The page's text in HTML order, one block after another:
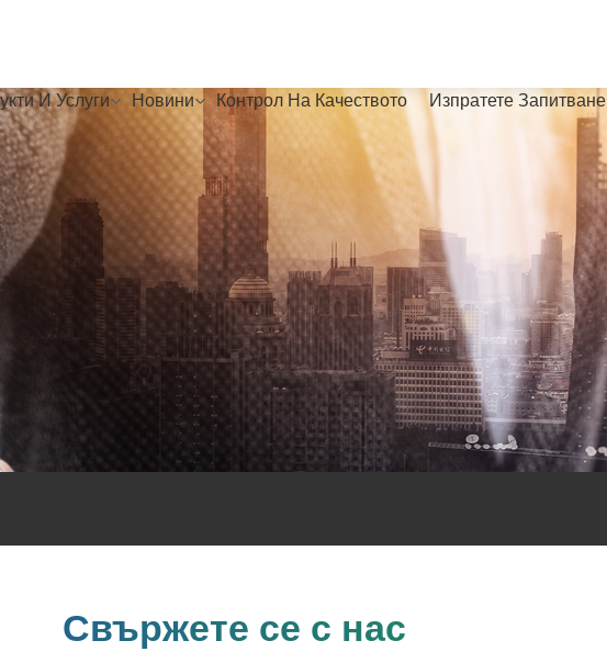
И Услуги Новини Контрол На Качеството Изпратете Запитване
Свържете се с нас